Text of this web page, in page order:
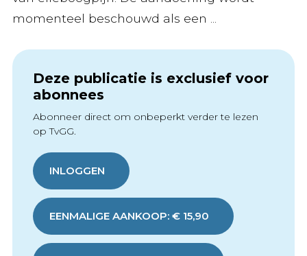
momenteel beschouwd als een ...
Deze publicatie is exclusief voor
abonnees
Abonneer direct om onbeperkt verder te lezen
op TvGG.
INLOGGEN
EENMALIGE AANKOOP: € 15,90